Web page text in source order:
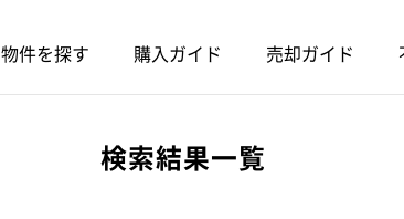
物件を探す 購入ガイド 売却ガイド
検索結果一覧